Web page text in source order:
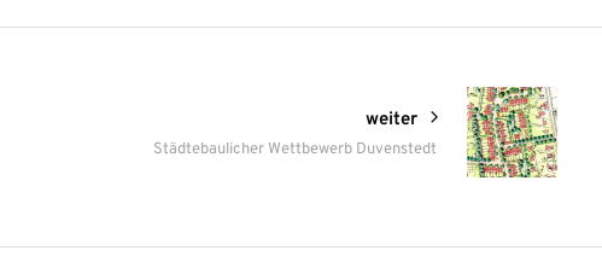
weiter
Städtebaulicher Wettbewerb Duvenstedt
Mit